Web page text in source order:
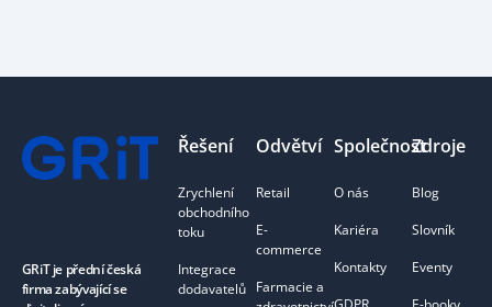
GRiT je přední česká
firma zabývající se
Řešení
Zrychlení
obchodního
toku
Integrace
dodavatelů
Odvětví
Retail
E-
commerce
Farmacie a
Společnost
O nás
Kariéra
Kontakty
Zdroje
Blog
Slovník
Eventy